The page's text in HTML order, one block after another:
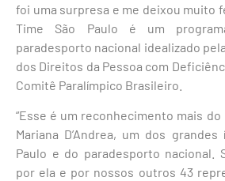
foi uma surpresa e me deixou muito
Time São Paulo é um
paradesporto nacional idealizado
dos Direitos da Pessoa com
Comitê Paralímpico Brasileiro.
“Esse é um reconhecimento mais
Mariana D’Andrea, um dos
Paulo e do paradesporto nacional.
por ela e por nossos outros 43